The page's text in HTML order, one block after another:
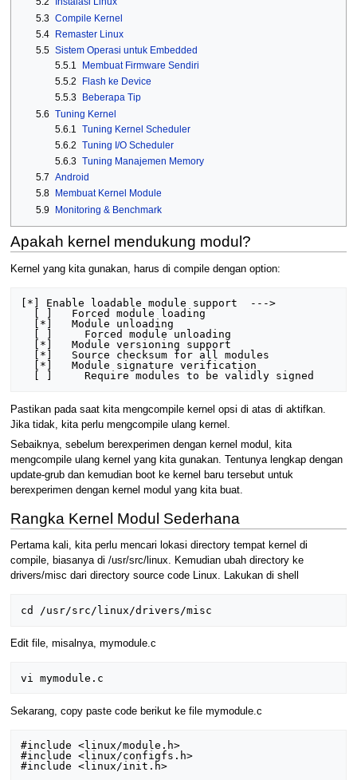
5.3 Compile Kernel
5.4 Remaster Linux
5.5 Sistem Operasi untuk Embedded
5.5.1
Membuat Firmware Sendiri
5.5.2
Flash ke Device
5.5.3
Beberapa Tip
5.6 Tuning Kernel
5.6.1
Tuning Kernel Scheduler
5.6.2 Tuning I/O Scheduler
5.6.3 Tuning Manajemen Memory
5.7 Android
5.8
Membuat Kernel Module
5.9 Monitoring & Benchmark
Apakah kernel mendukung modul?
Kernel yang kita gunakan, harus di compile dengan option:
[*] Enable loadable module support  --->
Pastikan pada saat kita mengcompile kernel opsi di atas di aktifkan.
Jika tidak, kita perlu mengcompile ulang kernel.
Sebaiknya, sebelum berexperimen dengan kernel modul, kita
mengcompile ulang kernel yang kita gunakan. Tentunya lengkap dengan
update-grub dan kemudian boot ke kernel baru tersebut untuk
berexperimen dengan kernel modul yang kita buat.
Rangka Kernel Modul Sederhana
Pertama kali, kita perlu mencari lokasi directory tempat kernel di
compile, biasanya di /usr/src/linux. Kemudian ubah directory ke
drivers/misc dari directory source code Linux. Lakukan di shell
Edit file, misalnya, mymodule.c
Sekarang, copy paste code berikut ke file mymodule.c
#include <linux/module.h>
#include <linux/configfs.h>
#include <linux/init.h>